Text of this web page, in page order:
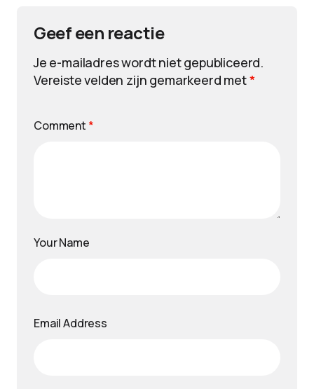
Geef een reactie
Je e-mailadres wordt niet gepubliceerd.
Vereiste velden zijn gemarkeerd met*
Comment *
Your Name
Email Address